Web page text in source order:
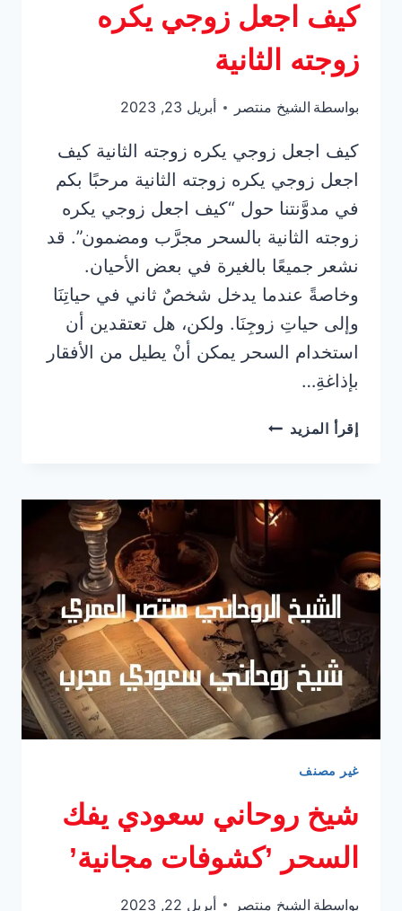
كيف اجعل زوجي يكره
زوجته الثانية
بواسطة الشيخ منتصر أبريل 23, 2023
كيف اجعل زوجي يكره زوجته الثانية كيف
اجعل زوجي يكره زوجته الثانية مرحبًا بكم
في مدوَّنتنا حول “كيف اجعل زوجي يكره
زوجته الثانية بالسحر مجرَّب ومضمون”. قد
نشعر جميعًا بالغيرة في بعض الأحيان.
وخاصةً عندما يدخل شخصٌ ثاني في حياتِنَا
وإلى حياتِ زوجِنَا. ولكن، هل تعتقدين أن
استخدام السحر يمكن أنْ يطيل من الأفقار
بإذاغةِ…
إقرأ المزيد كيف
زوجته
الثانية
غير مصنف
شيخ روحاني سعودي يفك
السحر ’كشوفات مجانية’
بواسطة الشيخ منتصر أبريل 22, 2023